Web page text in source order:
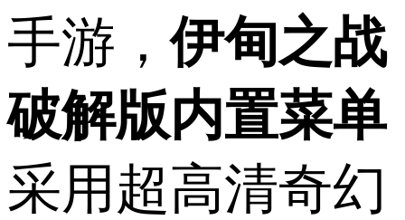
手游，伊甸之战
破解版内置菜单
采用超高清奇幻